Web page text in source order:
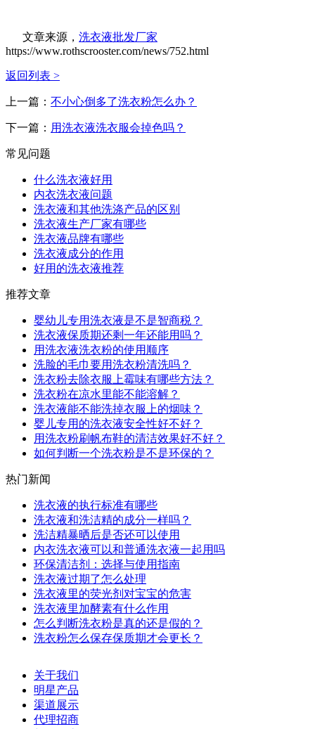
文章来源， 洗衣液批发厂家
https://www.rothscrooster.com/news/752.html
返回列表 >
上一篇： 不小心倒多了洗衣粉怎么办？
下一篇： 用洗衣液洗衣服会掉色吗？
常见问题
什么洗衣液好用
内衣洗衣液问题
洗衣液和其他洗涤产品的区别
洗衣液生产厂家有哪些
洗衣液品牌有哪些
洗衣液成分的作用
好用的洗衣液推荐
推荐文章
婴幼儿专用洗衣液是不是智商税？
洗衣液保质期还剩一年还能用吗？
用洗衣液洗衣粉的使用顺序
洗脸的毛巾要用洗衣粉清洗吗？
洗衣粉去除衣服上霉味有哪些方法？
洗衣粉在凉水里能不能溶解？
洗衣液能不能洗掉衣服上的烟味？
婴儿专用的洗衣液安全性好不好？
用洗衣粉刷帆布鞋的清洁效果好不好？
如何判断一个洗衣粉是不是环保的？
热门新闻
洗衣液的执行标准有哪些
洗衣液和洗洁精的成分一样吗？
洗洁精暴晒后是否还可以使用
内衣洗衣液可以和普通洗衣液一起用吗
环保清洁剂：选择与使用指南
洗衣液过期了怎么处理
洗衣液里的荧光剂对宝宝的危害
洗衣液里加酵素有什么作用
怎么判断洗衣粉是真的还是假的？
洗衣粉怎么保存保质期才会更长？
关于我们
明星产品
渠道展示
代理招商